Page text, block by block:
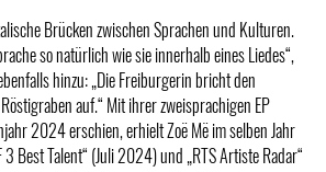
Brücken zwischen Sprachen und Kulturen.
so natürlich wie sie innerhalb eines Liedes“,
hinzu: „Die Freiburgerin bricht den
auf.“ Mit ihrer zweisprachigen EP
2024 erschien, erhielt Zoë Më im selben Jahr
Best Talent“ (Juli 2024) und „RTS Artiste Radar“